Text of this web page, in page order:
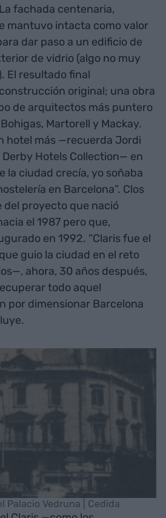
fachada centenaria,
mantuvo intacta como valor
dar paso a un edificio de
de vidrio (algo no muy
El resultado final
original; una obra
de arquitectos más puntero
Martorell y Mackay.
hotel más —recuerda Jordi
Hotels Collection— en
la ciudad crecía, yo soñaba
en Barcelona”. Clos
del proyecto que nació
el 1987 pero que,
en 1992. “Claris fue el
guio la ciudad en el reto
ahora, 30 años después,
todo aquel
por dimensionar Barcelona
Palacio Vedruna | Cedida